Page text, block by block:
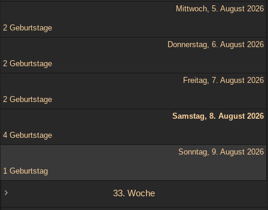
Mittwoch, 5. August 2026
2 Geburtstage
Donnerstag, 6. August 2026
2 Geburtstage
Freitag, 7. August 2026
2 Geburtstage
Samstag, 8. August 2026
4 Geburtstage
Sonntag, 9. August 2026
1 Geburtstag
33. Woche